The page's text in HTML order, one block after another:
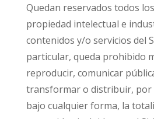
Quedan reservados todos
propiedad intelectual e
contenidos y/o servicios del
particular, queda prohibido
reproducir, comunicar
transformar o distribuir, por
bajo cualquier forma, la